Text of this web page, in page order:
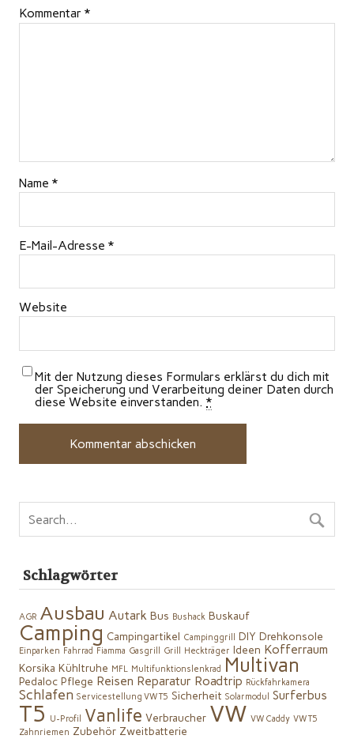
Kommentar *
Name *
E-Mail-Adresse *
Website
Mit der Nutzung dieses Formulars erklärst du dich mit
der Speicherung und Verarbeitung deiner Daten durch
diese Website einverstanden. *
Schlagwörter
AGR Ausbau Autark Bus Bushack Buskauf
Camping Campingartikel Campinggrill DIY Drehkonsole
Einparken Fahrrad Fiamma Gasgrill Grill Heckträger Ideen Kofferraum
Korsika Kühltruhe MFL Multifunktionslenkrad Multivan
Pedaloc Pflege Reisen Reparatur Roadtrip Rückfahrkamera
Schlafen Servicestellung VW T5 Sicherheit Solarmodul Surferbus
T5 U-Profil Vanlife Verbraucher VW VW Caddy VW T5
Zahnriemen Zubehör Zweitbatterie